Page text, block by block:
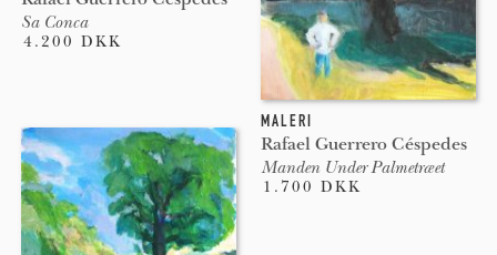
Sa Conca
4.200 DKK
MALERI
Rafael Guerrero Céspedes
Manden Under Palmetræet
1.700 DKK